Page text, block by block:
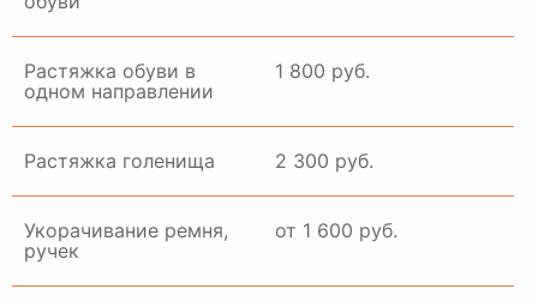
Растяжка обуви в
одном направлении
1 800 руб.
Растяжка голенища 2 300 руб.
Укорачивание ремня,
ручек
от 1 600 руб.